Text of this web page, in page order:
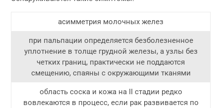
асимметрия молочных желез
при пальпации определяется безболезненное
уплотнение в толще грудной железы, а узлы без
четких границ, практически не поддаются
смещению, спаяны с окружающими тканями
область соска и кожа на II стадии редко
вовлекаются в процесс, если рак развивается по